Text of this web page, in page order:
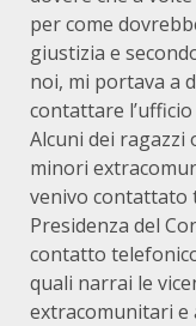
per come
giustizia e
noi, mi portava a
contattare
Alcuni dei
minori
venivo contattato
Presidenza del
contatto
quali narrai le
extracomunitari e